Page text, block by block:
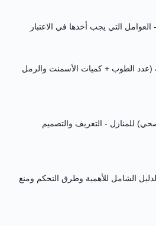
العوامل التي يجب أخذها في الاعتبار
(عدد الطوب + كميات الأسمنت والرمل
للمنازل - التعريف والتصميم
الشامل للأهمية وطرق التحكم ومنع